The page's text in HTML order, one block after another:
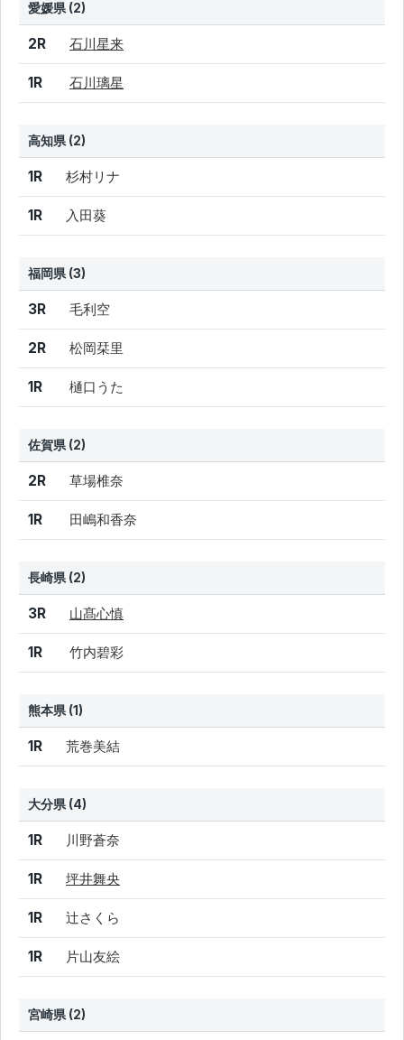
愛媛県 (2)
結果 シード 選手名
2R 石川星来
1R 石川璃星
高知県 (2)
結果 シード 選手名
1R 杉村リナ
1R 入田葵
福岡県 (3)
結果 シード
3R 毛利空
2R 松岡栞里
1R 樋口うた
佐賀県 (2)
結果 シード 選手名
2R 草場椎奈
1R 田嶋和香奈
長崎県 (2)
結果 シード 選手名
3R 山髙心慎
1R 竹内碧彩
熊本県 (1)
結果 シード 選手名
1R 荒巻美結
大分県 (4)
結果 シード 選手名
1R 川野蒼奈
1R 坪井舞央
1R 辻さくら
1R 片山友絵
宮崎県 (2)